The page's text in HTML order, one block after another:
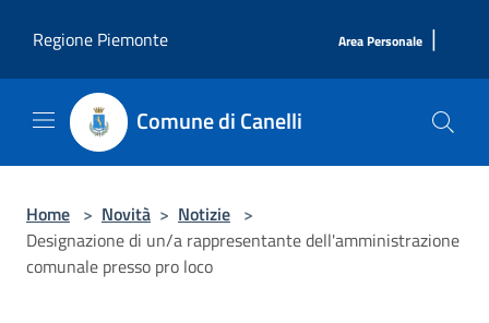
Regione Piemonte
Area Personale |
Comune di Canelli
Home > Novità > Notizie >
Designazione di un/a rappresentante dell'amministrazione
comunale presso pro loco